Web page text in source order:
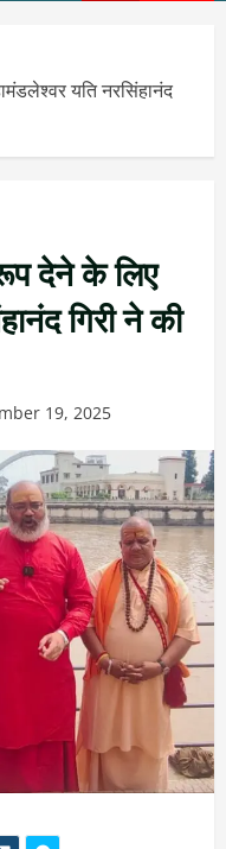
यति नरसिंहानंद
देने के लिए
गिरी ने की
19, 2025